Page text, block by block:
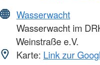
Wasserwacht
Wasserwacht im
Weinstraße e.V.
Karte: Link zur